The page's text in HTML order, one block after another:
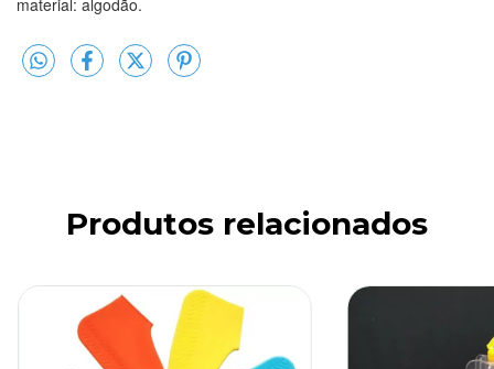
material: algodão.
Produtos relacionados